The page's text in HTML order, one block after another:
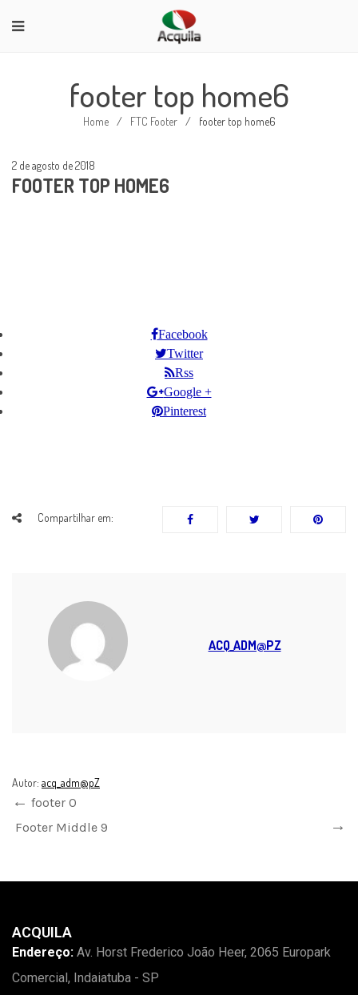
footer top home6
Home / FTC Footer / footer top home6
2 de agosto de 2018
FOOTER TOP HOME6
Facebook
Twitter
Rss
Google +
Pinterest
Compartilhar em:
ACQ_ADM@PZ
Autor: acq_adm@pZ
footer 0
Footer Middle 9
ACQUILA
Endereço: Av. Horst Frederico João Heer, 2065 Europark
Comercial, Indaiatuba - SP